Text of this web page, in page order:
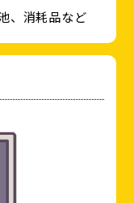
、消耗品など